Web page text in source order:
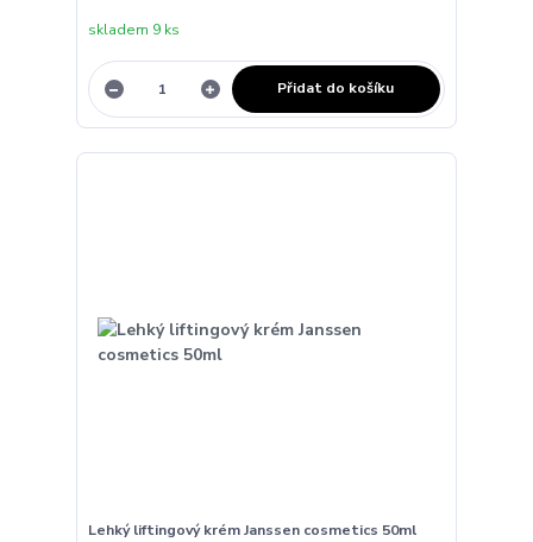
skladem 9 ks
Přidat do košíku
Lehký liftingový krém Janssen cosmetics 50ml